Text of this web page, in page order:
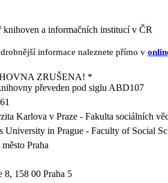
a informačních institucí v ČR
informace naleznete přímo v
ZRUŠENA! *
převeden pod siglu ABD107
Karlova v Praze - Fakulta sociálních
University in Prague - Faculty of Social
Praha
8, 158 00 Praha 5